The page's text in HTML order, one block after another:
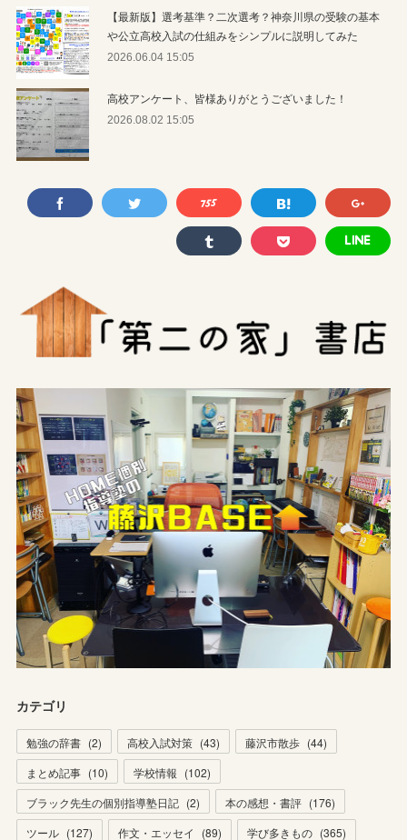
【最新版】選考基準？二次選考？神奈川県の受験の基本
や公立高校入試の仕組みをシンプルに説明してみた
2026.06.04 15:05
高校アンケート、皆様ありがとうございました！
2026.08.02 15:05
カテゴリ
勉強の辞書 (2) 高校入試対策 (43) 藤沢市散歩 (44)
まとめ記事 (10) 学校情報 (102)
ブラック先生の個別指導塾日記 (2) 本の感想・書評 (176)
ツール (127) 作文・エッセイ (89) 学び多きもの (365)